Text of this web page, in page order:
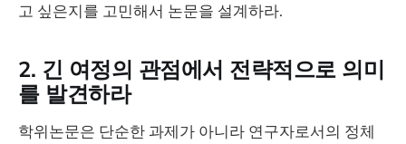
고 싶은지를 고민해서 논문을 설계하라.
2. 긴 여정의 관점에서 전략적으로 의미
를 발견하라
학위논문은 단순한 과제가 아니라 연구자로서의 정체